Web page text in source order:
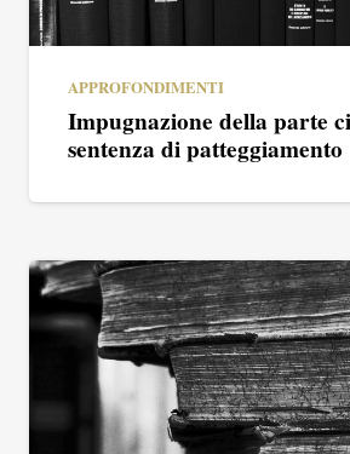
APPROFONDIMENTI
Impugnazione della parte
sentenza di patteggiamento